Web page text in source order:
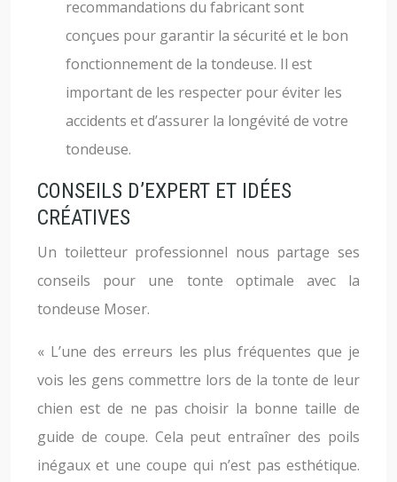
recommandations du fabricant sont
conçues pour garantir la sécurité et le bon
fonctionnement de la tondeuse. Il est
important de les respecter pour éviter les
accidents et d’assurer la longévité de votre
tondeuse.
CONSEILS D’EXPERT ET IDÉES
CRÉATIVES
Un toiletteur professionnel nous partage ses
conseils pour une tonte optimale avec la
tondeuse Moser.
« L’une des erreurs les plus fréquentes que je
vois les gens commettre lors de la tonte de leur
chien est de ne pas choisir la bonne taille de
guide de coupe. Cela peut entraîner des poils
inégaux et une coupe qui n’est pas esthétique.